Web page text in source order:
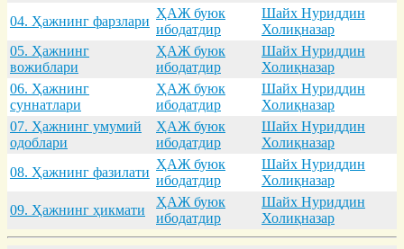
04. Ҳaжнинг фaрзлaри
ҲАЖ буюк
ибодатдир
Шайх Нуриддин
Холиқназар
05. Ҳaжнинг
вожиблaри
ҲАЖ буюк
ибодатдир
Шайх Нуриддин
Холиқназар
06. Ҳaжнинг
суннaтлaри
ҲАЖ буюк
ибодатдир
Шайх Нуриддин
Холиқназар
07. Ҳaжнинг умумий
одоблaри
ҲАЖ буюк
ибодатдир
Шайх Нуриддин
Холиқназар
08. Ҳaжнинг фaзилaти
ҲАЖ буюк
ибодатдир
Шайх Нуриддин
Холиқназар
09. Ҳaжнинг ҳикмaти
ҲАЖ буюк
ибодатдир
Шайх Нуриддин
Холиқназар